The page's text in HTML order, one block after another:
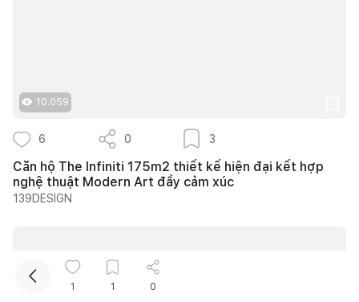
10.059
6 0 3
Căn hộ The Infiniti 175m2 thiết kế hiện đại kết hợp
nghệ thuật Modern Art đầy cảm xúc
139DESIGN
1 1 0
Mua sắm hoàn thiện nhà